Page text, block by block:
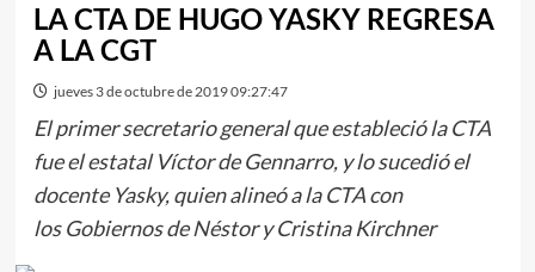
LA CTA DE HUGO YASKY REGRESA
A LA CGT
jueves 3 de octubre de 2019 09:27:47
El primer secretario general que estableció la CTA
fue el estatal Víctor de Gennarro, y lo sucedió el
docente Yasky, quien alineó a la CTA con
los Gobiernos de Néstor y Cristina Kirchner